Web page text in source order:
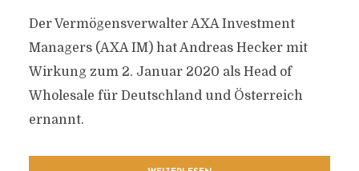
Der Vermögensverwalter AXA Investment
Managers (AXA IM) hat Andreas Hecker mit
Wirkung zum 2. Januar 2020 als Head of
Wholesale für Deutschland und Österreich
ernannt.